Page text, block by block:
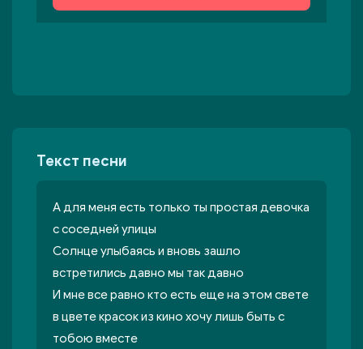
Текст песни
А для меня есть только ты простая девочка
с соседней улицы
Солнце улыбаясь и вновь зашло
встретились давно мы так давно
И мне все равно кто есть еще на этом свете
в цвете красок из кино хочу лишь быть с
тобою вместе